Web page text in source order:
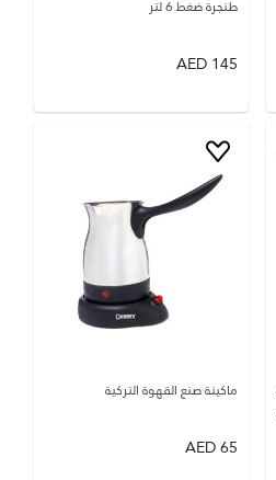
طنجرة ضغط 6 لتر
145
AED
ماكينة صنع القهوة التركية
65
AED